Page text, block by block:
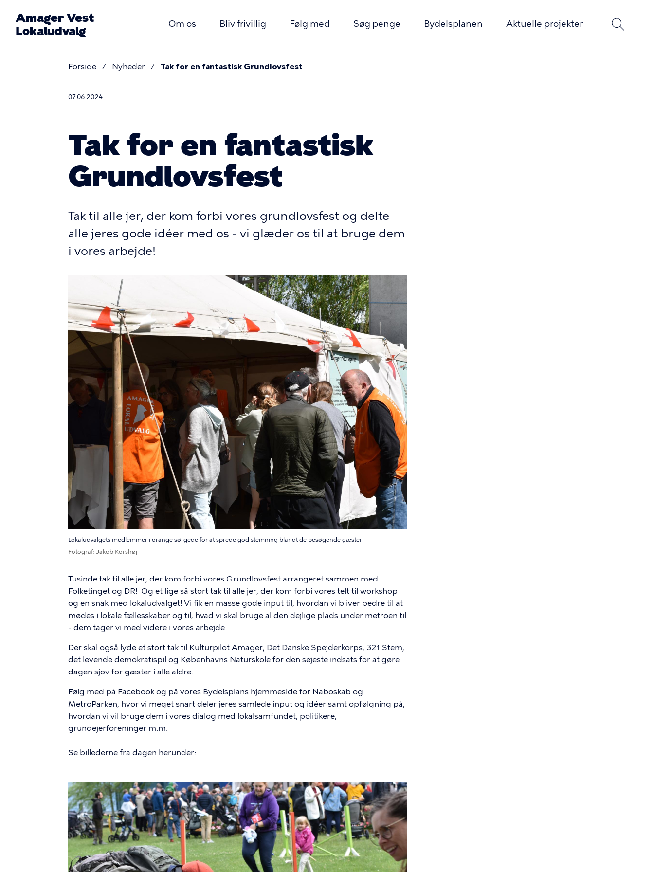
hovedindhold
Amager Vest
Lokaludvalg
Om os Bliv frivillig Følg med Søg penge Bydelsplanen Aktuelle projekter
Brødkrumme
Forside Nyheder Tak for en fantastisk Grundlovsfest
07.06.2024
Tak for en fantastisk
Grundlovsfest
Tak til alle jer, der kom forbi vores grundlovsfest og delte
alle jeres gode idéer med os - vi glæder os til at bruge dem
i vores arbejde!
Lokaludvalgets medlemmer i orange sørgede for at sprede god stemning blandt de besøgende gæster.
Fotograf Jakob Korshøj
Tusinde tak til alle jer, der kom forbi vores Grundlovsfest arrangeret sammen med
Folketinget og DR! Og et lige så stort tak til alle jer, der kom forbi vores telt til workshop
og en snak med lokaludvalget! Vi fik en masse gode input til, hvordan vi bliver bedre til at
mødes i lokale fællesskaber og til, hvad vi skal bruge al den dejlige plads under metroen til
- dem tager vi med videre i vores arbejde
Der skal også lyde et stort tak til Kulturpilot Amager, Det Danske Spejderkorps, 321 Stem,
det levende demokratispil og Københavns Naturskole for den sejeste indsats for at gøre
dagen sjov for gæster i alle aldre.
Følg med på Facebook og på vores Bydelsplans hjemmeside for Naboskab og
MetroParken, hvor vi meget snart deler jeres samlede input og idéer samt opfølgning på,
hvordan vi vil bruge dem i vores dialog med lokalsamfundet, politikere,
grundejerforeninger m.m.
Se billederne fra dagen herunder:
Billede